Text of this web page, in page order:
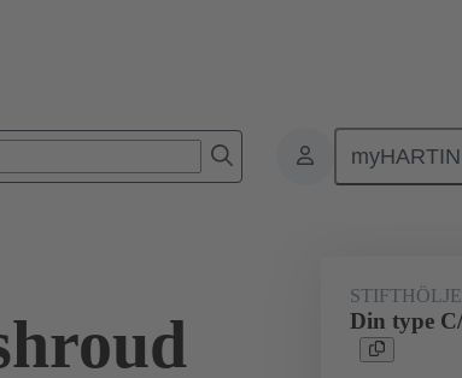
Produkter Förbindning
STIFTHÖLJE
Din type